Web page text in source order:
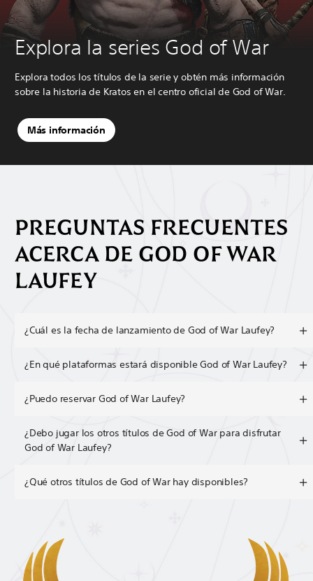
Explora la series God of War
Explora todos los títulos de la serie y obtén más información
sobre la historia de Kratos en el centro oficial de God of War.
Más información
PREGUNTAS FRECUENTES
ACERCA DE GOD OF WAR
LAUFEY
¿Cuál es la fecha de lanzamiento de God of War Laufey?
¿En qué plataformas estará disponible God of War Laufey?
¿Puedo reservar God of War Laufey?
¿Debo jugar los otros títulos de God of War para disfrutar
God of War Laufey?
¿Qué otros títulos de God of War hay disponibles?